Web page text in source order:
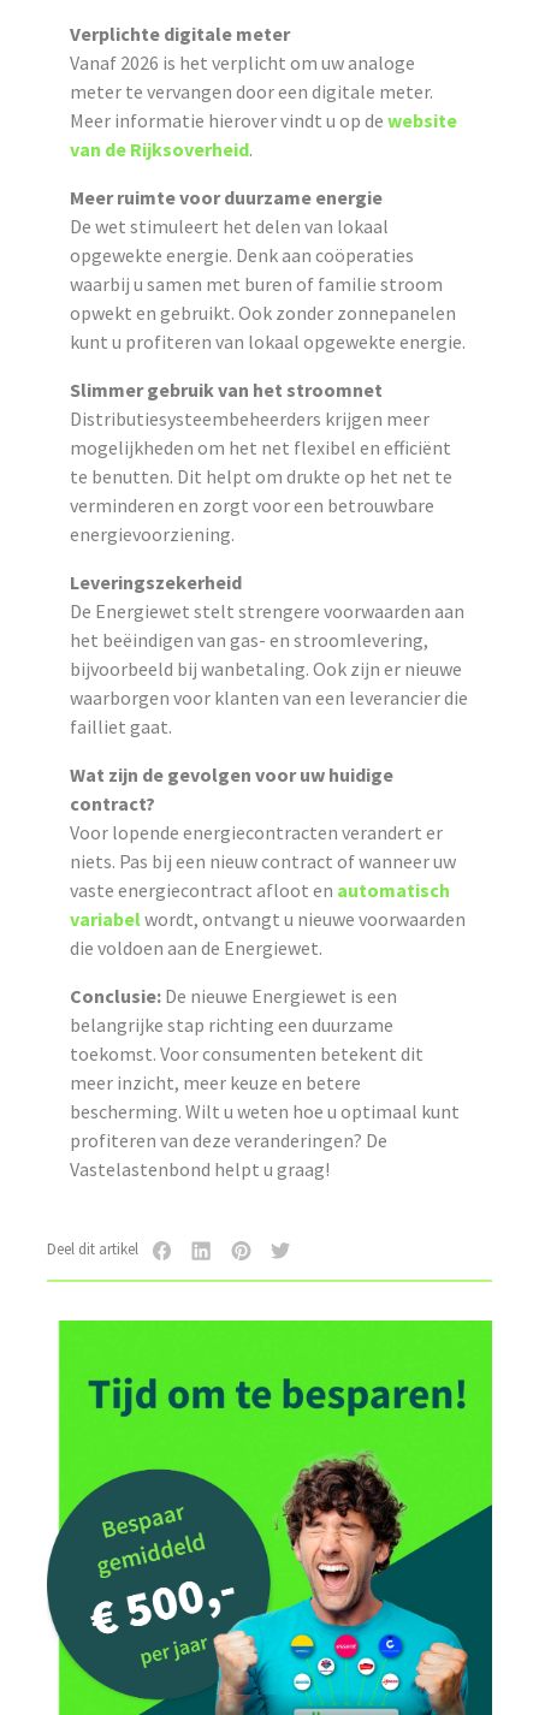
Verplichte digitale meter
Vanaf 2026 is het verplicht om uw analoge
meter te vervangen door een digitale meter.
Meer informatie hierover vindt u op de website
van de Rijksoverheid.
Meer ruimte voor duurzame energie
De wet stimuleert het delen van lokaal
opgewekte energie. Denk aan coöperaties
waarbij u samen met buren of familie stroom
opwekt en gebruikt. Ook zonder zonnepanelen
kunt u profiteren van lokaal opgewekte energie.
Slimmer gebruik van het stroomnet
Distributiesysteembeheerders krijgen meer
mogelijkheden om het net flexibel en efficiënt
te benutten. Dit helpt om drukte op het net te
verminderen en zorgt voor een betrouwbare
energievoorziening.
Leveringszekerheid
De Energiewet stelt strengere voorwaarden aan
het beëindigen van gas- en stroomlevering,
bijvoorbeeld bij wanbetaling. Ook zijn er nieuwe
waarborgen voor klanten van een leverancier die
failliet gaat.
Wat zijn de gevolgen voor uw huidige
contract?
Voor lopende energiecontracten verandert er
niets. Pas bij een nieuw contract of wanneer uw
vaste energiecontract afloot en automatisch
variabelwordt, ontvangt u nieuwe voorwaarden
die voldoen aan de Energiewet.
Conclusie: De nieuwe Energiewet is een
belangrijke stap richting een duurzame
toekomst. Voor consumenten betekent dit
meer inzicht, meer keuze en betere
bescherming. Wilt u weten hoe u optimaal kunt
profiteren van deze veranderingen? De
Vastelastenbond helpt u graag!
Deel dit artikel